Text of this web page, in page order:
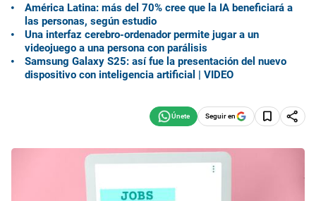
América Latina: más del 70% cree que la IA beneficiará a
las personas, según estudio
Una interfaz cerebro-ordenador permite jugar a un
videojuego a una persona con parálisis
Samsung Galaxy S25: así fue la presentación del nuevo
dispositivo con inteligencia artificial | VIDEO
Seguir en